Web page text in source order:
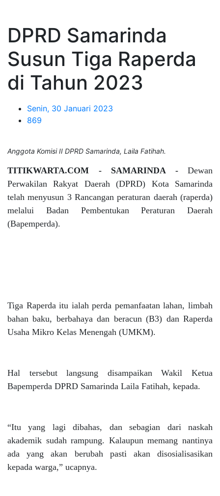
DPRD Samarinda
Susun Tiga Raperda
di Tahun 2023
Senin, 30 Januari 2023
869
Anggota Komisi II DPRD Samarinda, Laila Fatihah.
TITIKWARTA.COM - SAMARINDA - Dewan
Perwakilan Rakyat Daerah (DPRD) Kota Samarinda
telah menyusun 3 Rancangan peraturan daerah (raperda)
melalui Badan Pembentukan Peraturan Daerah
(Bapemperda).
Tiga Raperda itu ialah perda pemanfaatan lahan, limbah
bahan baku, berbahaya dan beracun (B3) dan Raperda
Usaha Mikro Kelas Menengah (UMKM).
Hal tersebut langsung disampaikan Wakil Ketua
Bapemperda DPRD Samarinda Laila Fatihah, kepada.
“Itu yang lagi dibahas, dan sebagian dari naskah
akademik sudah rampung. Kalaupun memang nantinya
ada yang akan berubah pasti akan disosialisasikan
kepada warga,” ucapnya.